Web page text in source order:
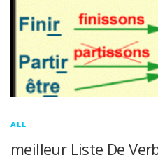
ALL
meilleur Liste De